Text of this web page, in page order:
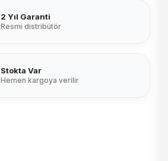
2 Yıl Garanti
Resmi distribütör
Stokta Var
Hemen kargoya verilir